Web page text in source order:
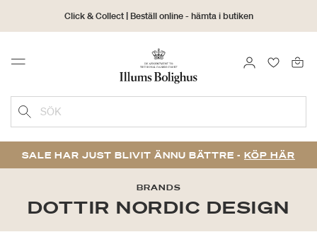
Click & Collect | Beställ online - hämta i butiken
30 dagars returrätt
Menu LOGGA IN
SÖK
SALE HAR JUST BLIVIT ÄNNU BÄTTRE - KÖP HÄR
BRANDS
DOTTIR NORDIC DESIGN